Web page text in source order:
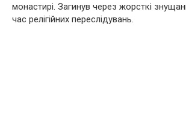
монастирі. Загинув через жорсткі
час релігійних переслідувань.